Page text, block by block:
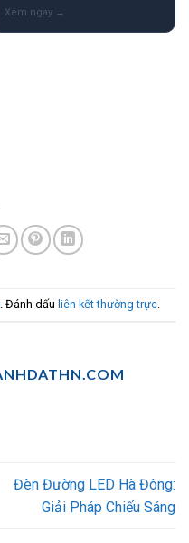
. Đánh dấu liên kết thường trực.
Đèn Đường LED Hà Đông:
Giải Pháp Chiếu Sáng